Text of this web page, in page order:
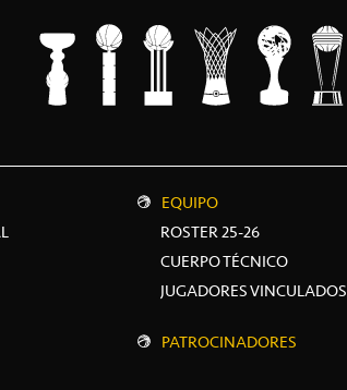
EQUIPO
ROSTER 25-26
CUERPO TÉCNICO
JUGADORES VINCULADOS
PATROCINADORES